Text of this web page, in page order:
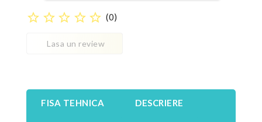
star_border star_border star_border star_border star_border (0)
Lasa un review
FISA TEHNICA DESCRIERE